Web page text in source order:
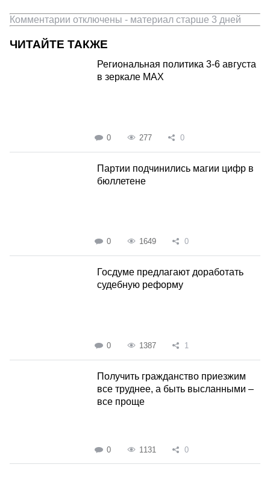
Комментарии отключены - материал старше 3 дней
ЧИТАЙТЕ ТАКЖЕ
Региональная политика 3-6 августа
в зеркале MAX
0 277 0
Партии подчинились магии цифр в
бюллетене
0 1649 0
Госдуме предлагают доработать
судебную реформу
0 1387 1
Получить гражданство приезжим
все труднее, а быть высланными –
все проще
0 1131 0